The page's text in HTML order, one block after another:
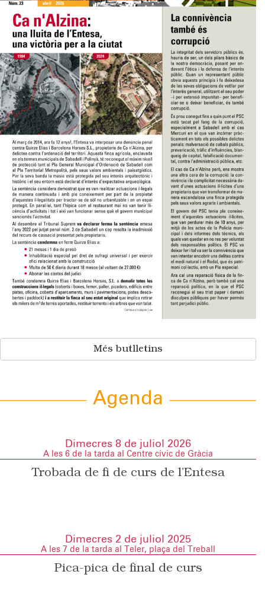
Més butlletins
Agenda
Dimecres 8 de juliol 2026
A les 6 de la tarda al Centre cívic de Gràcia
Trobada de fi de curs de l’Entesa
Dimecres 2 de juliol 2025
A les 7 de la tarda al Teler, plaça del Treball
Pica-pica de final de curs